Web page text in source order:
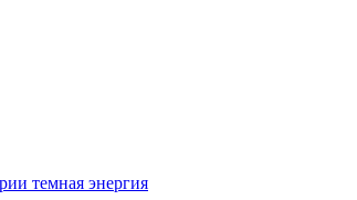
темная энергия